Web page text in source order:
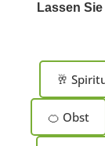
Lassen
🥂
🍊 Obst